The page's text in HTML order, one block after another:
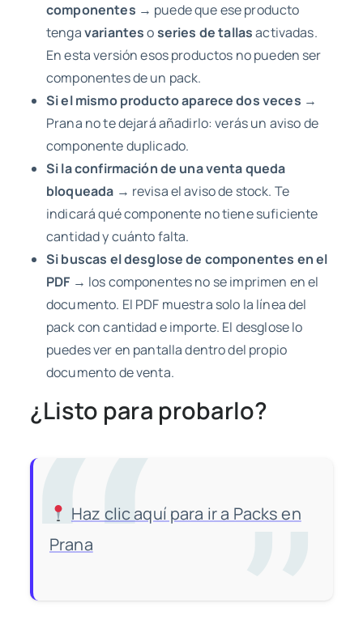
componentes → puede que ese producto
tengavariantesoseries de tallasactivadas.
En esta versión esos productos no pueden ser
componentes de un pack.
Si el mismo producto aparece dos veces →
Prana no te dejará añadirlo: verás un aviso de
componente duplicado.
Si la confirmación de una venta queda
bloqueada → revisa el aviso de stock. Te
indicará qué componente no tiene suficiente
cantidad y cuánto falta.
Si buscas el desglose de componentes en el
PDF → los componentes no se imprimen en el
documento. El PDF muestra solo la línea del
pack con cantidad e importe. El desglose lo
puedes ver en pantalla dentro del propio
documento de venta.
¿Listo para probarlo?
Haz clic aquí para ir a Packs en
Prana